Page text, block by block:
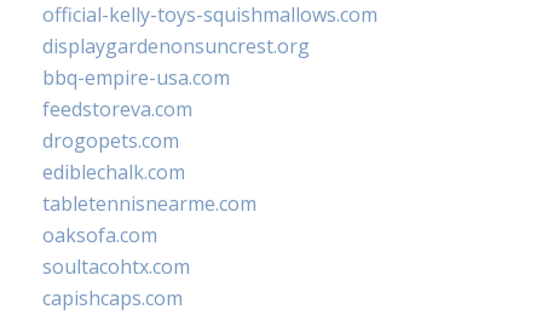
official-kelly-toys-squishmallows.com
displaygardenonsuncrest.org
bbq-empire-usa.com
feedstoreva.com
drogopets.com
ediblechalk.com
tabletennisnearme.com
oaksofa.com
soultacohtx.com
capishcaps.com